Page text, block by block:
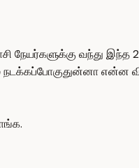
நேயர்களுக்கு வந்து இந்த
நடக்கப்போகுதுன்னா என்ன